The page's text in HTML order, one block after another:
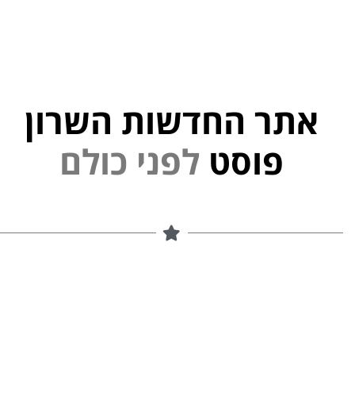
אתר החדשות השרון
פוסט